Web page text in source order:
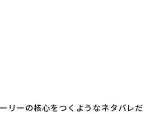
ーの核⼼をつくようなネタバレ